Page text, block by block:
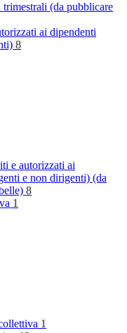
trimestrali (da pubblicare
ai dipendenti
8
e autorizzati ai
e non dirigenti) (da
8
1
1